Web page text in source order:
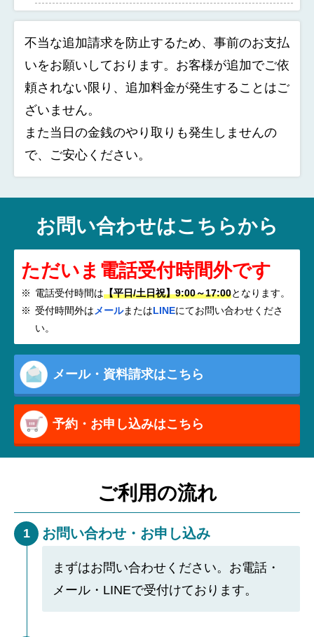
不当な追加請求を防止するため、事前のお支払
いをお願いしております。お客様が追加でご依
頼されない限り、追加料金が発生することはご
ざいません。
また当日の金銭のやり取りも発生しませんの
で、ご安心ください。
お問い合わせはこちらから
ただいま電話受付時間外です
電話受付時間は【平日/土日祝】9:00～17:00となります。
受付時間外は メールまたはLINEにてお問い合わせくださ
い。
メール・資料請求はこちら
予約・お申し込みはこちら
ご利用の流れ
1 お問い合わせ・お申し込み
まずはお問い合わせください。お電話・
メール・LINEで受付けております。